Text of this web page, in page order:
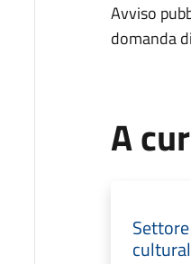
Avviso
domanda
A